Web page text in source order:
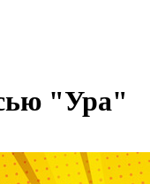
"Ура"